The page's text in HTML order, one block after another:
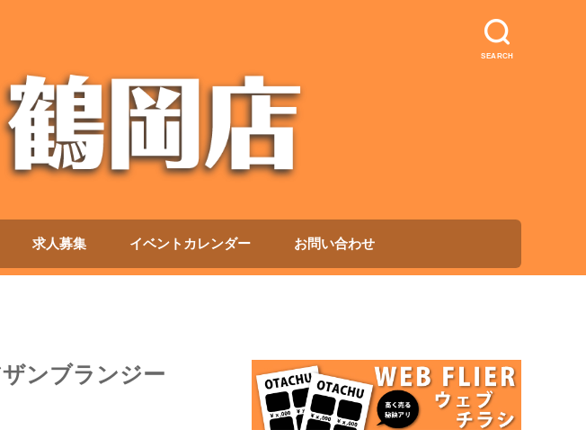
SEARCH
求人募集 イベントカレンダー お問い合わせ
ンブランジー